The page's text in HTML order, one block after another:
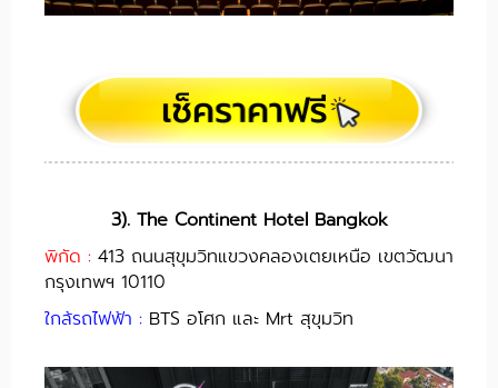
3). The Continent Hotel Bangkok
พิกัด : 413 ถนนสุขุมวิทแขวงคลองเตยเหนือ เขตวัฒนา
กรุงเทพฯ 10110
ใกล้รถไฟฟ้า : BTS อโศก และ Mrt สุขุมวิท